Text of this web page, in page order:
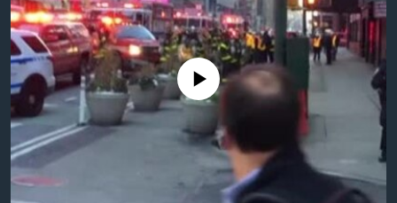
ቋንቋዎች
No media source currently available